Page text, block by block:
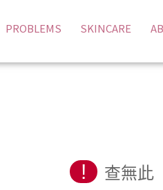
PROBLEMS SKINCARE
! 查無此